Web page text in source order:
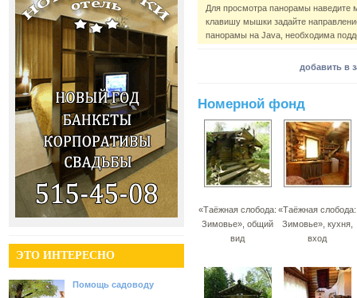
ЭТО ИНТЕРЕСНО
Помощь садоводу
Для просмотра панорамы
клавишу мышки задайте
панорамы на Java, необходима
добавить в
Номерной фонд
«Таёжная слобода:
Зимовье», общий
вид
«Таёжная слобода:
Зимовье», кухня,
вход